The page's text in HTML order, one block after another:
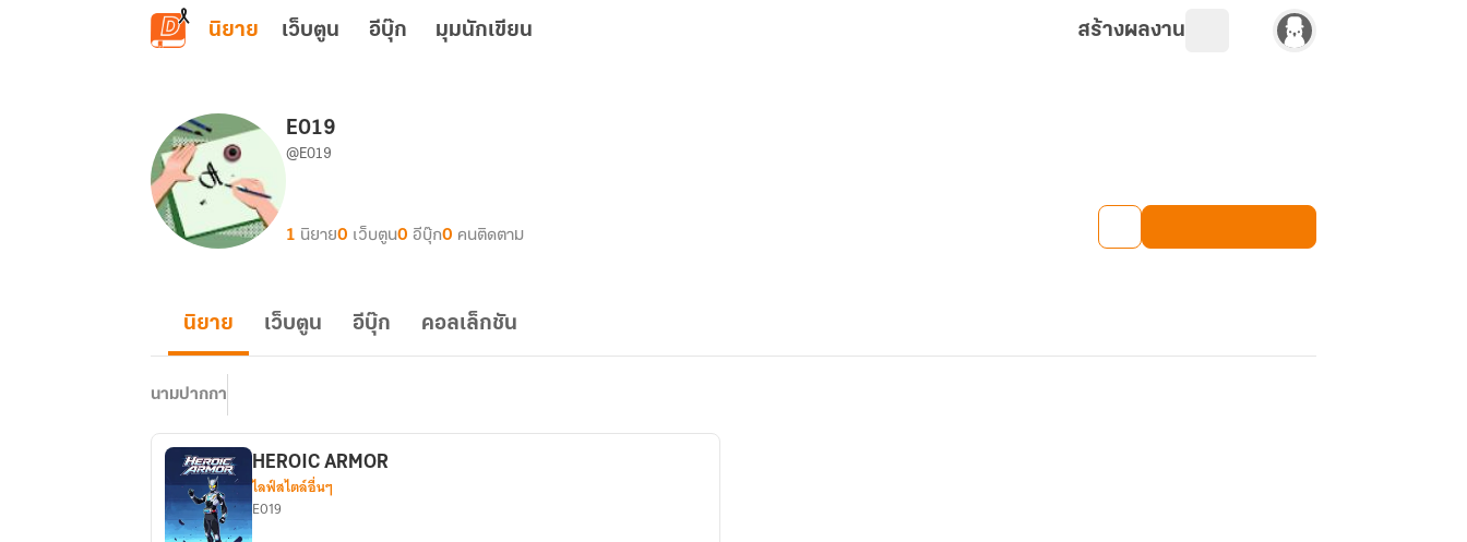
ข้ามไปยังเนื้อหาหลัก
นิยาย เว็บตูน อีบุ๊ก มุมนักเขียน สร้างผลงาน
E019
@E019
1 นิยาย0 เว็บตูน0 อีบุ๊ก0 คนติดตาม
นิยาย เว็บตูน อีบุ๊ก คอลเล็กชัน
นามปากกา
HEROIC ARMOR
ไลฟ์สไตล์อื่นๆ
E019